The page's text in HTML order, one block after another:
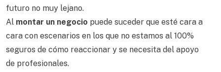
futuro no muy lejano.
Al montar un negocio puede suceder que esté cara a
cara con escenarios en los que no estamos al 100%
seguros de cómo reaccionar y se necesita del apoyo
de profesionales.